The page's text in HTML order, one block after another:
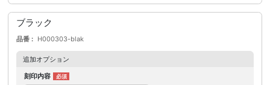
ブラック
品番 H000303-blak
追加オプション
刻印内容